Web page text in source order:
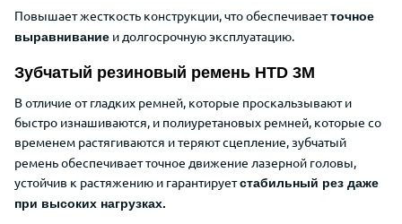
Повышает жесткость конструкции, что обеспечиваетточное
выравнивание и долгосрочную эксплуатацию.
Зубчатый резиновый ремень HTD 3M
В отличие от гладких ремней, которые проскальзывают и
быстро изнашиваются, и полиуретановых ремней, которые со
временем растягиваются и теряют сцепление, зубчатый
ремень обеспечивает точное движение лазерной головы,
устойчив к растяжению и гарантируетстабильный рез даже
при высоких нагрузках.